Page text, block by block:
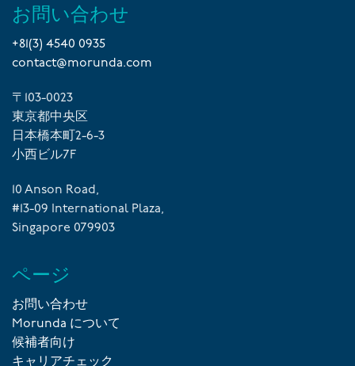
お問い合わせ
+81(3) 4540 0935
contact@morunda.com
〒103-0023
東京都中央区
日本橋本町2-6-3
小西ビル7F
10 Anson Road,
#13-09 International Plaza,
Singapore 079903
ページ
お問い合わせ
Morunda について
候補者向け
キャリアチェック